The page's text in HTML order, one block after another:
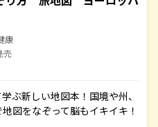
康
売
ぶ新しい地図本！国境や州、
図をなぞって脳もイキイキ！